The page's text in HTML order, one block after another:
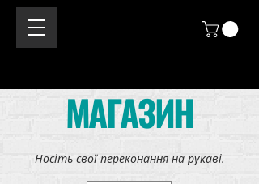
МАГАЗИН
Носіть свої переконання на рукаві.